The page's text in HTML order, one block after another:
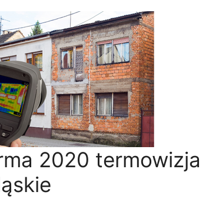
2020 termowizja